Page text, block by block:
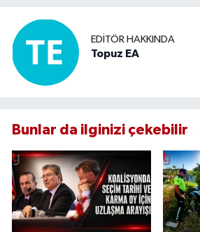
EDITÖR HAKKINDA
Topuz EA
Bunlar da ilginizi çekebilir